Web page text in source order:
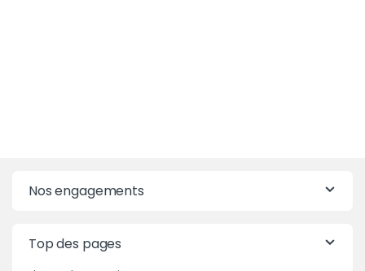
Nos engagements
Top des pages